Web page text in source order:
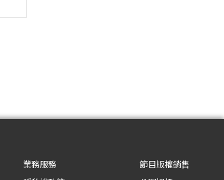
業務服務
節目版權銷售